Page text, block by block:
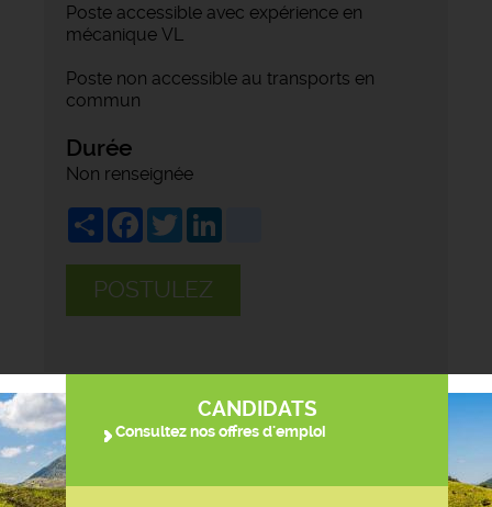
Poste accessible avec expérience en
mécanique VL
Poste non accessible au transports en
commun
Durée
Non renseignée
ShareFacebook
Twitter
POSTULEZ
CANDIDATS
Consultez nos offres d'emploi